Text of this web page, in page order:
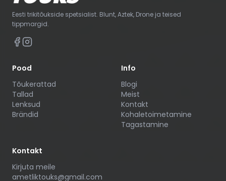
Eesti trikitõukside spetsialist. Blunt, Aztek, Drone ja teised
tippmargid.
Pood
Tõukerattad
Tallad
Lenksud
Brändid
Info
Blogi
Meist
Kontakt
Kohaletoimetamine
Tagastamine
Kontakt
Kirjuta meile
ametliktouks@gmail.com